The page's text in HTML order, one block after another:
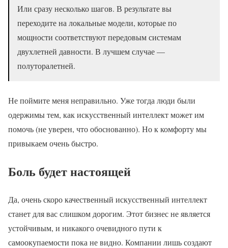
Или сразу несколько шагов. В результате вы
переходите на локальные модели, которые по
мощности соответствуют передовым системам
двухлетней давности. В лучшем случае —
полуторалетней.
Не поймите меня неправильно. Уже тогда люди были
одержимы тем, как искусственный интеллект может им
помочь (не уверен, что обоснованно). Но к комфорту мы
привыкаем очень быстро.
Боль будет настоящей
Да, очень скоро качественный искусственный интеллект
станет для вас слишком дорогим. Этот бизнес не является
устойчивым, и никакого очевидного пути к
самоокупаемости пока не видно. Компании лишь создают